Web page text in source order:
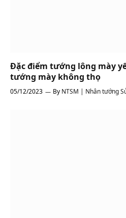
Đặc điểm tướng lông mày
tướng mày không thọ
05/12/2023 By NTSM | Nhân tướng